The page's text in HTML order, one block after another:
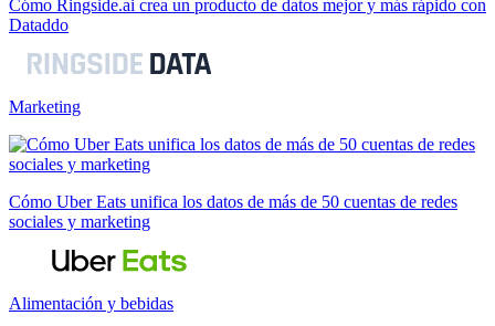
Cómo Ringside.ai crea un producto de datos mejor y más rápido con
Dataddo
Marketing
Cómo Uber Eats unifica los datos de más de 50 cuentas de redes
sociales y marketing
Alimentación y bebidas